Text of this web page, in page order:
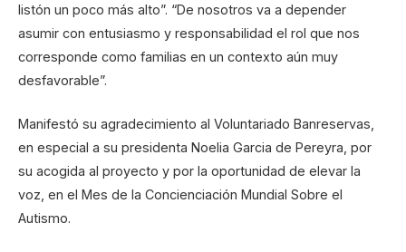
listón un poco más alto”. “De nosotros va a depender
asumir con entusiasmo y responsabilidad el rol que nos
corresponde como familias en un contexto aún muy
desfavorable”.
Manifestó su agradecimiento al Voluntariado Banreservas,
en especial a su presidenta Noelia Garcia de Pereyra, por
su acogida al proyecto y por la oportunidad de elevar la
voz, en el Mes de la Concienciación Mundial Sobre el
Autismo.